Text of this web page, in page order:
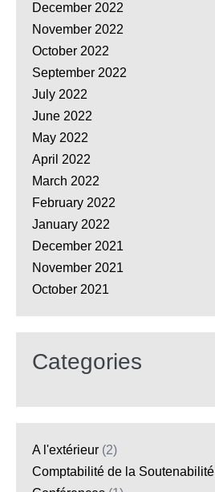
December 2022
November 2022
October 2022
September 2022
July 2022
June 2022
May 2022
April 2022
March 2022
February 2022
January 2022
December 2021
November 2021
October 2021
Categories
A l'extérieur (2)
Comptabilité de la Soutenabilité